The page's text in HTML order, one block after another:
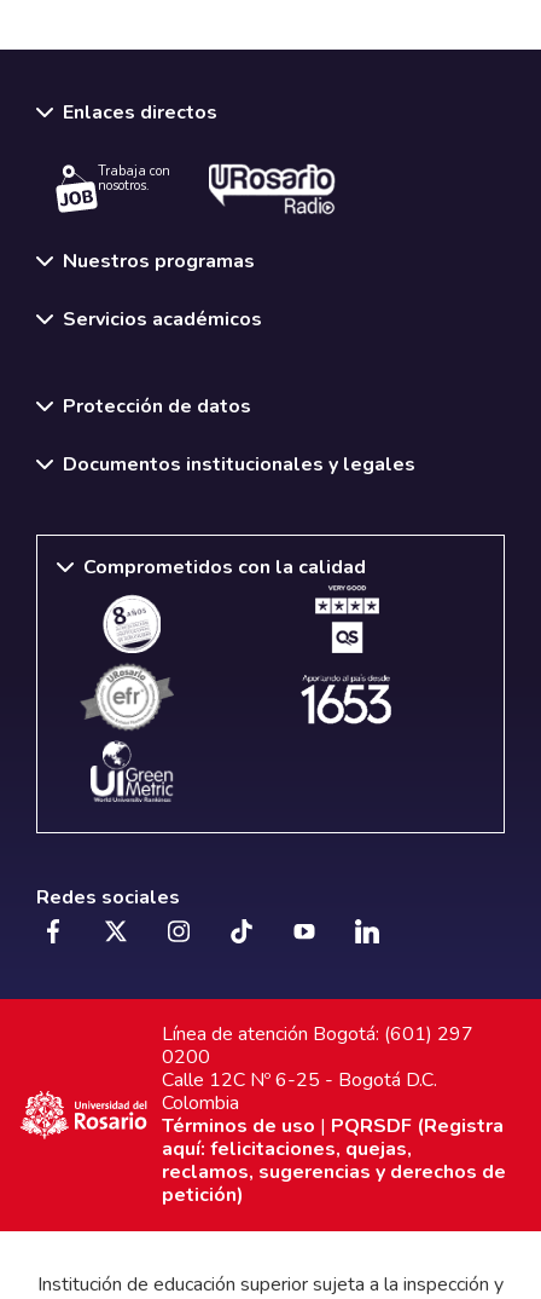
Enlaces directos
Trabaja con
nosotros.
Nuestros programas
Servicios académicos
Protección de datos
Documentos institucionales y legales
Comprometidos con la calidad
Redes sociales
Línea de atención Bogotá: (601) 297
0200
Calle 12C Nº 6-25 - Bogotá D.C.
Colombia
Términos de uso | PQRSDF (Registra
aquí: felicitaciones, quejas,
reclamos, sugerencias y derechos de
petición)
Institución de educación superior sujeta a la inspección y